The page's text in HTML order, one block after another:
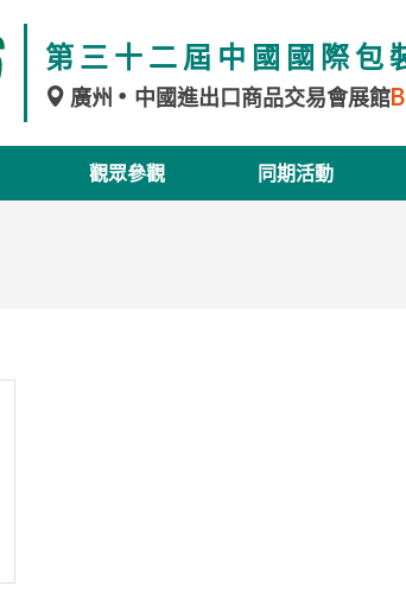
第三十二屆中國國際包
廣州 中國進出口商品交易會展館
觀眾參觀 同期活動